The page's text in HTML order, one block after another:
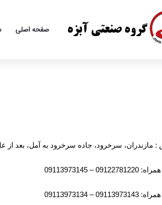
صفحه اصلی
: مازندران، سرخرود، جاده سرخرود به آمل، بعد از
– 09113973145
– 09113973134